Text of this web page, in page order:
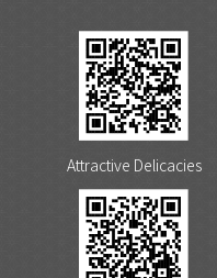
Attractive Delicacies